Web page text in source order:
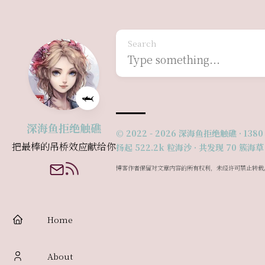
🦈
深海鱼拒绝触礁
把最棒的吊桥效应献给你
Home
About
Search
© 2022 - 2026 深海鱼拒绝触礁 · 1380
扬起 522.2k 粒海沙 · 共发现 70 簇海草
博客作者保留对文章内容的所有权利，未经许可禁止转载